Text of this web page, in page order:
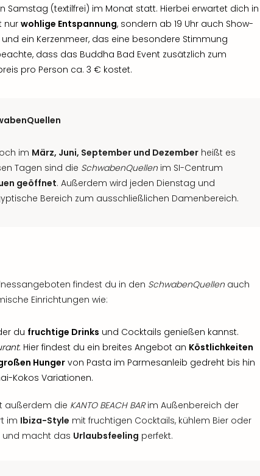
Samstag (textilfrei) im Monat statt. Hierbei erwartet dich in
nur wohlige Entspannung, sondern ab 19 Uhr auch Show-
und ein Kerzenmeer, das eine besondere Stimmung
dass das Buddha Bad Event zusätzlich zum
pro Person ca. 3 € kostet.
im März, Juni, September und Dezember heißt es
Tagen sind die SchwabenQuellen im SI-Centrum
geöffnet. Außerdem wird jeden Dienstag und
Bereich zum ausschließlichen Damenbereich.
findest du in den SchwabenQuellen auch
Einrichtungen wie:
du fruchtige Drinks und Cocktails genießen kannst.
: Hier findest du ein breites Angebot an Köstlichkeiten
Hunger von Pasta im Parmesanleib gedreht bis hin
Kokos Variationen.
außerdem die KANTO BEACH BARim Außenbereich der
im Ibiza-Style mit fruchtigen Cocktails, kühlem Bier oder
und macht das Urlaubsfeeling perfekt.